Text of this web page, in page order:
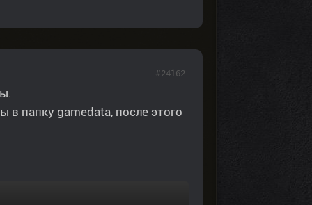
папку gamedata, после этого
#24162